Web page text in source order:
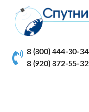
8 (800) 444-30-34
8 (920) 872-55-32